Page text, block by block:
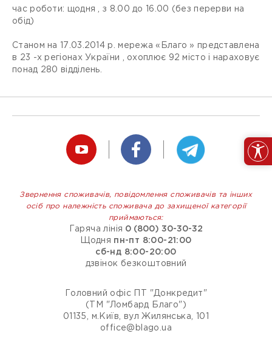
час роботи: щодня , з 8.00 до 16.00 (без перерви на
обід)
Станом на 17.03.2014 р. мережа «Благо » представлена
​​в 23 -х регіонах України , охоплює 92 місто і нараховує
понад 280 відділень.
Звернення споживачів, повідомлення споживачів та інших
осіб про належність споживача до захищеної категорії
приймаються:
Гаряча лінія 0 (800) 30-30-32
Щодня пн-пт 8:00-21:00
сб-нд 8:00-20:00
дзвінок безкоштовний
Головний офіс ПТ "Донкредит"
(ТМ "Ломбард Благо")
01135, м.Київ, вул Жилянська, 101
office@blago.ua